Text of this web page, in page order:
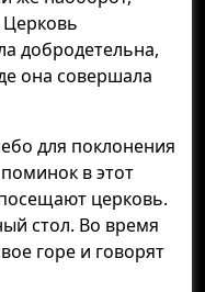
добродетельна,
она совершала
для поклонения
в этот
церковь.
стол. Во время
горе и говорят